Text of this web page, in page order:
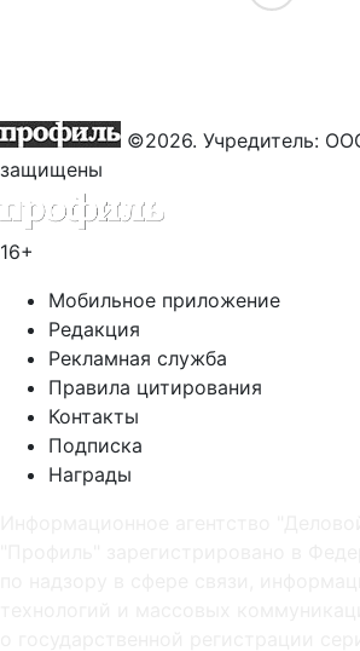
©2026. Учредитель:
защищены
16+
Мобильное приложение
Редакция
Рекламная служба
Правила цитирования
Контакты
Подписка
Награды